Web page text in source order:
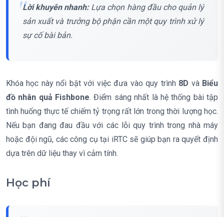
Lời khuyên nhanh:Lựa chọn hàng đầu cho quản lý
sản xuất và trưởng bộ phận cần một quy trình xử lý
sự cố bài bản.
Khóa học này nổi bật với việc đưa vào quy trình 8D và Biểu
đồ nhân quả Fishbone. Điểm sáng nhất là hệ thống bài tập
tình huống thực tế chiếm tỷ trọng rất lớn trong thời lượng học.
Nếu bạn đang đau đầu với các lỗi quy trình trong nhà máy
hoặc đội ngũ, các công cụ tại iRTC sẽ giúp bạn ra quyết định
dựa trên dữ liệu thay vì cảm tính.
Học phí